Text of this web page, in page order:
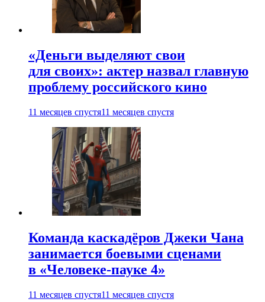
«Деньги выделяют свои
для своих»: актер назвал главную
проблему российского кино
11 месяцев спустя11 месяцев спустя
Команда каскадёров Джеки Чана
занимается боевыми сценами
в «Человеке-пауке 4»
11 месяцев спустя11 месяцев спустя